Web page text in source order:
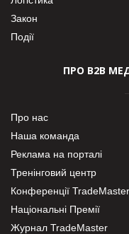
Закон
Події
ПРО В2В
Про нас
Наша команда
Реклама на порталі
Тренінговий центр
Конференції TradeMaster
Національні Премії
Журнал TradeMaster